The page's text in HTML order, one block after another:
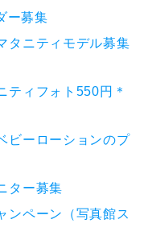
ー募集
タニティモデル募集
ティフォト550円＊
ビーローションのプ
ター募集
ンペーン（写真館ス